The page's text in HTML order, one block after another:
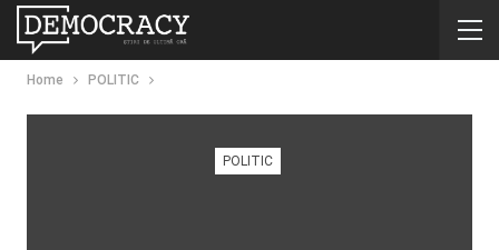
Home POLITIC
POLITIC